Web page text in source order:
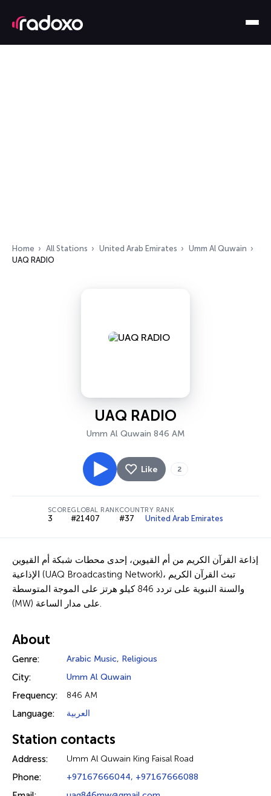
Home All Stations United Arab Emirates
Umm Al Quwain
UAQ RADIO
UAQ RADIO
Umm Al Quwain 846 AM
Like 2
SCORE
3
GLOBAL RANK
#21407
COUNTRY RANK
#37 United Arab Emirates
إذاعة القرآن الكريم من أم القيوين، إحدى محطات شبكة أم القيوين
الإذاعية (UAQ Broadcasting Network)، تبث القرآن الكريم
والسنة النبوية على تردد 846 كيلو هرتز على الموجة المتوسطة
(MW) على مدار الساعة.
About
Genre: Arabic Music, Religious
City: Umm Al Quwain
Frequency: 846 AM
Language: العربية
Station contacts
Address: Umm Al Quwain King Faisal Road
Phone: +97167666044, +97167666088